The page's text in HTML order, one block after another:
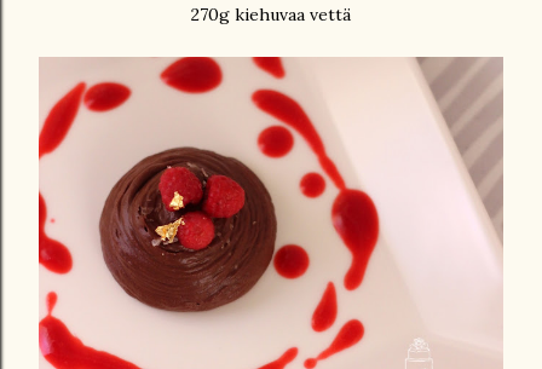
270g kiehuvaa vettä